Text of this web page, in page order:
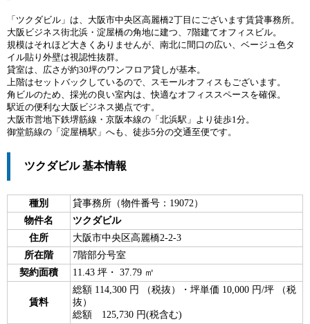
「ツクダビル」は、大阪市中央区高麗橋2丁目にございます賃貸事務所。
大阪ビジネス街北浜・淀屋橋の角地に建つ、7階建てオフィスビル。
規模はそれほど大きくありませんが、南北に間口の広い、ベージュ色タ
イル貼り外壁は視認性抜群。
貸室は、広さが約30坪のワンフロア貸しが基本。
上階はセットバックしているので、スモールオフィスもございます。
角ビルのため、採光の良い室内は、快適なオフィススペースを確保。
駅近の便利な大阪ビジネス拠点です。
大阪市営地下鉄堺筋線・京阪本線の「北浜駅」より徒歩1分。
御堂筋線の「淀屋橋駅」へも、徒歩5分の交通至便です。
ツクダビル 基本情報
種別
貸事務所（物件番号：19072）
物件名
ツクダビル
住所
大阪市中央区高麗橋2-2-3
所在階
7階部分号室
契約面積
11.43 坪・ 37.79 ㎡
賃料
総額 114,300 円 （税抜）・坪単価 10,000 円/坪 （税
抜）
総額 125,730 円(税含む)